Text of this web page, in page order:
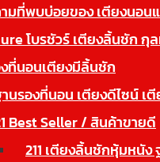
มที่พบบ่อยของ เตียงนอน
โบรชัวร์ เตียงลิ้นชัก กุ
ที่นอนเตียงมีลิ้นชัก
นรองที่นอน เตียงดีไซน์ เ
Best Seller / สินค้าขายดี
211 เตียงลิ้นชักหุ้มหนั